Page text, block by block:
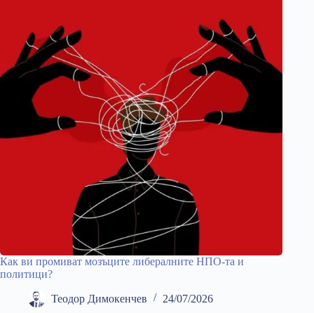
Как ви промиват мозъците либералните НПО-та и
политици?
Теодор Димокенчев 24/07/2026